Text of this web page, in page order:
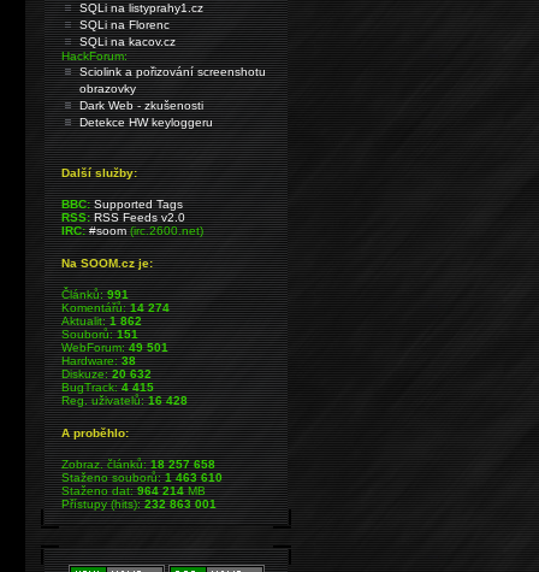
SQLi na listyprahy1.cz
SQLi na Florenc
SQLi na kacov.cz
HackForum:
Sciolink a pořizování screenshotu
obrazovky
Dark Web - zkušenosti
Detekce HW keyloggeru
Další služby:
BBC: Supported Tags
RSS: RSS Feeds v2.0
IRC: #soom(irc.2600.net)
Na SOOM.cz je:
Článků:991
Komentářů:14 274
Aktualit:1 862
Souborů:151
WebForum:49 501
Hardware:38
Diskuze:20 632
BugTrack:4 415
Reg. uživatelů:16 428
A proběhlo:
Zobraz. článků:18 257 658
Staženo souborů:1 463 610
Staženo dat:964 214MB
Přístupy (hits):232 863 001